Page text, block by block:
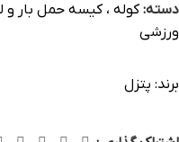
دسته: کوله ، کیسه حمل بار و
ورزشی
برند: پتزل